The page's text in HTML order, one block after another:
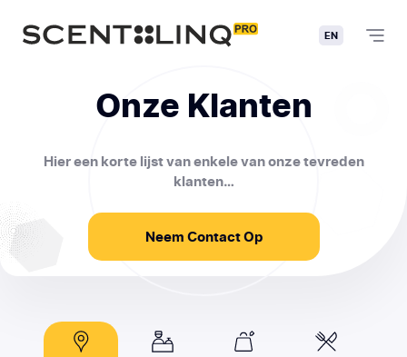
EN
Onze Klanten
Hier een korte lijst van enkele van onze tevreden
klanten…
Neem Contact Op